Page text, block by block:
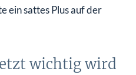
ein sattes Plus auf der
wichtig wird